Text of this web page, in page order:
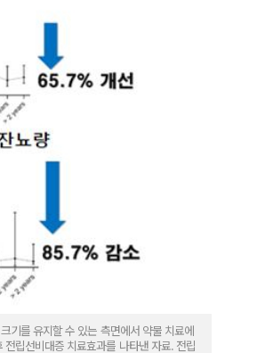
기를 유지할 수 있는 측면에서 약물 치료에
립선비대증 치료효과를 나타낸 자료. 전립